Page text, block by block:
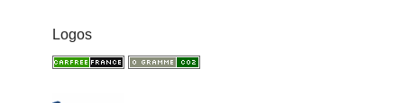
Logos